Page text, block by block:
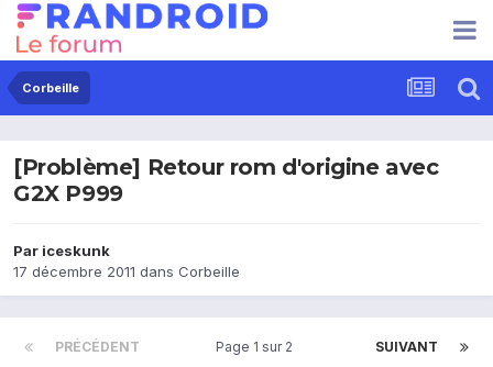
Corbeille
[Problème] Retour rom d'origine avec
G2X P999
Par iceskunk
17 décembre 2011 dans Corbeille
PRÉCÉDENT SUIVANT
Page 1 sur 2